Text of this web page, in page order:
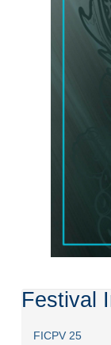
Festival
FICPV 25